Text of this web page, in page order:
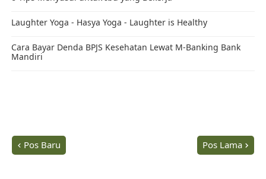
Mas Andisyam melalui RSS, yang akan dikirim ke email secara otomatis,
dan bisa diakses melalui PC, laptop, tablet, dan smartphone Anda.